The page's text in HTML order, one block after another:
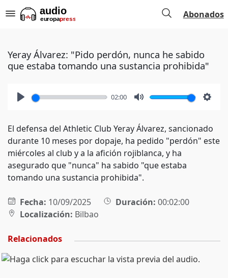
Abonados
Yeray Álvarez: "Pido perdón, nunca he sabido
que estaba tomando una sustancia prohibida"
02:00
El defensa del Athletic Club Yeray Álvarez, sancionado
durante 10 meses por dopaje, ha pedido "perdón" este
miércoles al club y a la afición rojiblanca, y ha
asegurado que "nunca" ha sabido "que estaba
tomando una sustancia prohibida".
Fecha: 10/09/2025 Duración: 00:02:00
Localización: Bilbao
Relacionados